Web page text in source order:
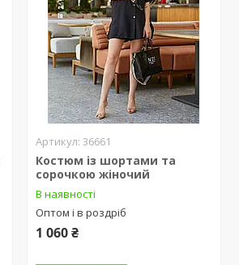
36661
Костюм із шортами та
сорочкою жіночий
В наявності
Оптом і в роздріб
1 060 ₴